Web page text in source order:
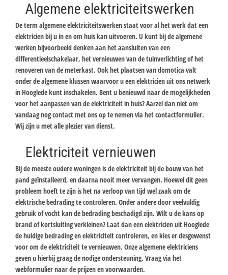
Algemene elektriciteitswerken
De term algemene elektriciteitswerken staat voor al het werk dat een
elektricien bij u in en om huis kan uitvoeren. U kunt bij de algemene
werken bijvoorbeeld denken aan het aansluiten van een
differentieelschakelaar, het vernieuwen van de tuinverlichting of het
renoveren van de meterkast. Ook het plaatsen van domotica valt
onder de algemene klussen waarvoor u een elektricien uit ons netwerk
in Hooglede kunt inschakelen. Bent u benieuwd naar de mogelijkheden
voor het aanpassen van de elektriciteit in huis? Aarzel dan niet om
vandaag nog contact met ons op te nemen via het contactformulier.
Wij zijn u met alle plezier van dienst.
Elektriciteit vernieuwen
Bij de meeste oudere woningen is de elektriciteit bij de bouw van het
pand geïnstalleerd, en daarna nooit meer vervangen. Hoewel dit geen
probleem hoeft te zijn is het na verloop van tijd wel zaak om de
elektrische bedrading te controleren. Onder andere door veelvuldig
gebruik of vocht kan de bedrading beschadigd zijn. Wilt u de kans op
brand of kortsluiting verkleinen? Laat dan een elektricien uit Hooglede
de huidige bedrading en elektriciteit controleren, en kies er desgewenst
voor om de elektriciteit te vernieuwen. Onze algemene elektriciens
geven u hierbij graag de nodige ondersteuning. Vraag via het
webformulier naar de prijzen en voorwaarden.